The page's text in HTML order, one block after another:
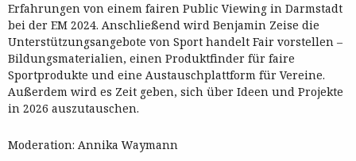
Erfahrungen von einem fairen Public Viewing in Darmstadt
bei der EM 2024. Anschließend wird Benjamin Zeise die
Unterstützungsangebote von Sport handelt Fair vorstellen –
Bildungsmaterialien, einen Produktfinder für faire
Sportprodukte und eine Austauschplattform für Vereine.
Außerdem wird es Zeit geben, sich über Ideen und Projekte
in 2026 auszutauschen.
Moderation: Annika Waymann